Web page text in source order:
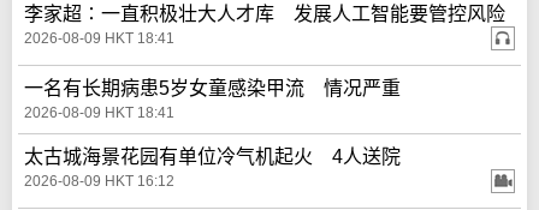
李家超∶一直积极壮大人才库 发展人工智能要管控风险
2026-08-09 HKT 18:41
一名有长期病患5岁女童感染甲流 情况严重
2026-08-09 HKT 18:41
太古城海景花园有单位冷气机起火 4人送院
2026-08-09 HKT 16:12